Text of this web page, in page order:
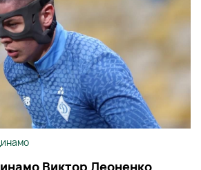
Виктор Леоненко